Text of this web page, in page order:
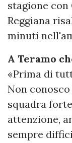
stagione
Reggiana
minuti
A Teramo
«Prima di
Non
squadra
attenzione,
sempre